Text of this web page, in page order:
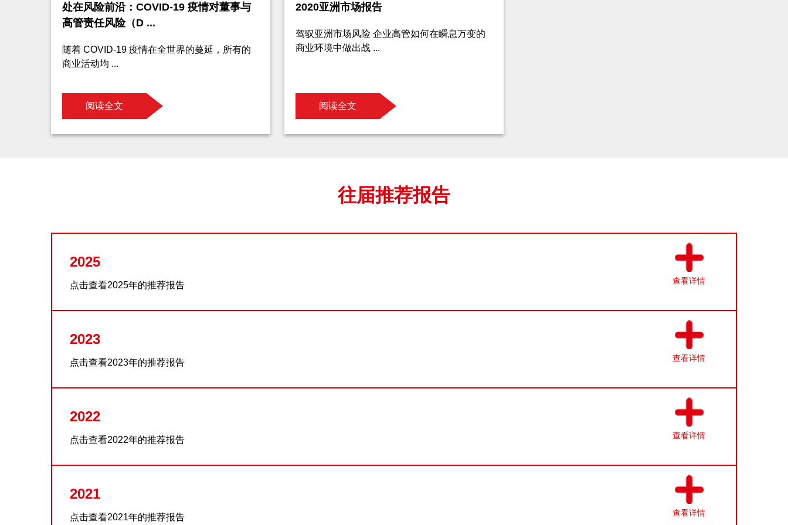
处在风险前沿：COVID-19 疫情对董事与
高管责任风险（D ...
随着 COVID-19 疫情在全世界的蔓延，所有的
商业活动均 ...
阅读全文
2020亚洲市场报告
驾驭亚洲市场风险 企业高管如何在瞬息万变的
商业环境中做出战 ...
阅读全文
往届推荐报告
2025
点击查看2025年的推荐报告 查看详情
2023
点击查看2023年的推荐报告 查看详情
2022
点击查看2022年的推荐报告 查看详情
2021
点击查看2021年的推荐报告 查看详情